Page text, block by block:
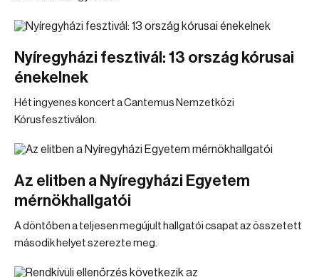
Nyíregyházi fesztivál: 13 ország kórusai
énekelnek
Hét ingyenes koncert a Cantemus Nemzetközi
Kórusfesztiválon.
Az elitben a Nyíregyházi Egyetem
mérnökhallgatói
A döntőben a teljesen megújult hallgatói csapat az összetett
második helyet szerezte meg.